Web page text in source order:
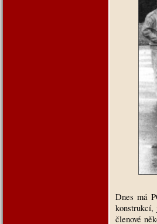
Dnes má
konstrukcí,
členové